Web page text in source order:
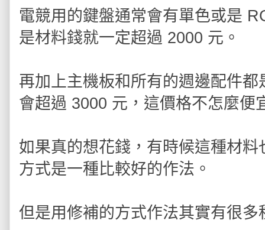
電競用的鍵盤通常會有單色或是
是材料錢就一定超過 2000 元。
再加上主機板和所有的週邊配件
會超過 3000 元，這價格不怎麼便
如果真的想花錢，有時候這種材
方式是一種比較好的作法。
但是用修補的方式作法其實有很